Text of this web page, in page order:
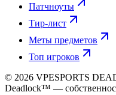
Патчноуты
Тир-лист
Меты предметов
Топ игроков
© 2026 VPESPORTS
Deadlock™ —